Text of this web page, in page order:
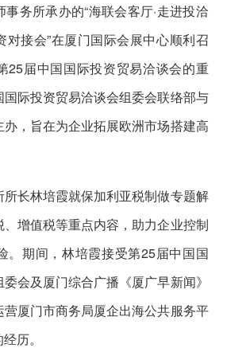
务所承办的“海联会客厅·走进投洽
接会”在厦门国际会展中心顺利召
25届中国国际投资贸易洽谈会的重
际投资贸易洽谈会组委会联络部与
，旨在为企业拓展欧洲市场搭建高
长林培霞就保加利亚税制做专题解
增值税等重点内容，助力企业控制
。期间，林培霞接受第25届中国国
会及厦门综合广播《厦广早新闻》
厦门市商务局厦企出海公共服务平
历。